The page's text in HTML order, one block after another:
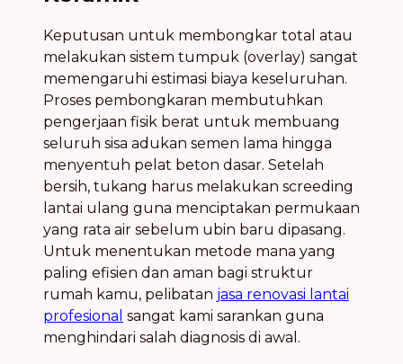
Keputusan untuk membongkar total atau
melakukan sistem tumpuk (overlay) sangat
memengaruhi estimasi biaya keseluruhan.
Proses pembongkaran membutuhkan
pengerjaan fisik berat untuk membuang
seluruh sisa adukan semen lama hingga
menyentuh pelat beton dasar. Setelah
bersih, tukang harus melakukan screeding
lantai ulang guna menciptakan permukaan
yang rata air sebelum ubin baru dipasang.
Untuk menentukan metode mana yang
paling efisien dan aman bagi struktur
rumah kamu, pelibatan jasa renovasi lantai
profesional sangat kami sarankan guna
menghindari salah diagnosis di awal.